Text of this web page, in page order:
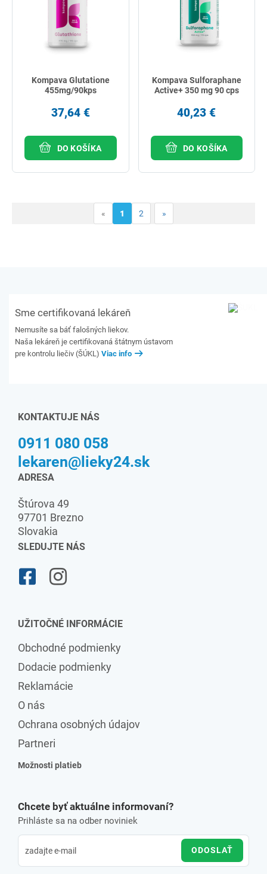
Kompava Glutatione
455mg/90kps
37,64 €
DO KOŠÍKA
Kompava Sulforaphane
Active+ 350 mg 90 cps
40,23 €
DO KOŠÍKA
« 1 2 »
Sme certifikovaná lekáreň
Nemusíte sa báť falošných liekov.
Naša lekáreň je certifikovaná štátnym ústavom
pre kontrolu liečiv (ŠÚKL) Viac info
KONTAKTUJE NÁS
0911 080 058
lekaren@lieky24.sk
ADRESA
Štúrova 49
97701 Brezno
Slovakia
SLEDUJTE NÁS
UŽITOČNÉ INFORMÁCIE
Obchodné podmienky
Dodacie podmienky
Reklamácie
O nás
Ochrana osobných údajov
Partneri
Možnosti platieb
Chcete byť aktuálne informovaní?
Prihláste sa na odber noviniek
ODOSLAŤ